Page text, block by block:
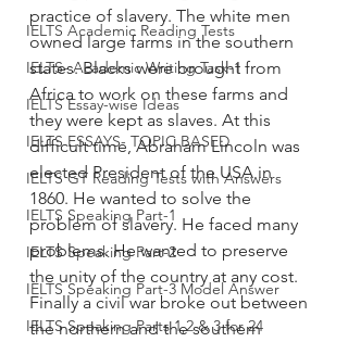
IELTS Academic Reading Tests
IELTS- Academic Writing Task-1
IELTS Essay-wise Ideas
IELTS ESSAYS- TOPIC BASED
IELTS GT Reading Tests with Answers
IELTS Speaking Part-1
IELTS Speaking Part-2
IELTS Speaking Part-3 Model Answer
IELTS Speaking Parts 1,2 & 3 for 24
practice of slavery. The white men
owned large farms in the southern
states. Blacks were brought from
Africa to work on these farms and
they were kept as slaves. At this
difficult time, Abraham Lincoln was
elected President of the USA in
1860. He wanted to solve the
problem of slavery. He faced many
problems. He wanted to preserve
the unity of the country at any cost.
Finally a civil war broke out between
the northern and the southern